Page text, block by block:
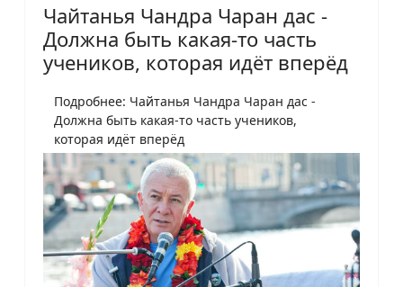
Чайтанья Чандра Чаран дас -
Должна быть какая-то часть
учеников, которая идёт вперёд
Подробнее: Чайтанья Чандра Чаран дас -
Должна быть какая-то часть учеников,
которая идёт вперёд